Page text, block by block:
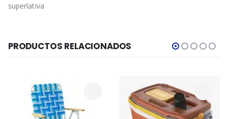
superlativa
PRODUCTOS RELACIONADOS